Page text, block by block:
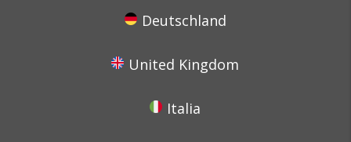
Deutschland
United Kingdom
Italia